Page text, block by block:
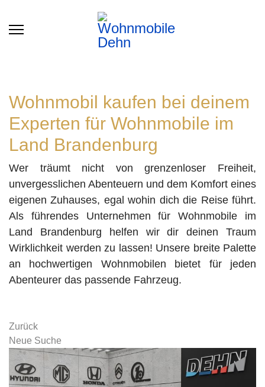
Wohnmobil kaufen bei deinem
Experten für Wohnmobile im
Land Brandenburg
Wer träumt nicht von grenzenloser Freiheit,
unvergesslichen Abenteuern und dem Komfort eines
eigenen Zuhauses, egal wohin dich die Reise führt.
Als führendes Unternehmen für Wohnmobile im
Land Brandenburg helfen wir dir deinen Traum
Wirklichkeit werden zu lassen! Unsere breite Palette
an hochwertigen Wohnmobilen bietet für jeden
Abenteurer das passende Fahrzeug.
Zurück
Neue Suche